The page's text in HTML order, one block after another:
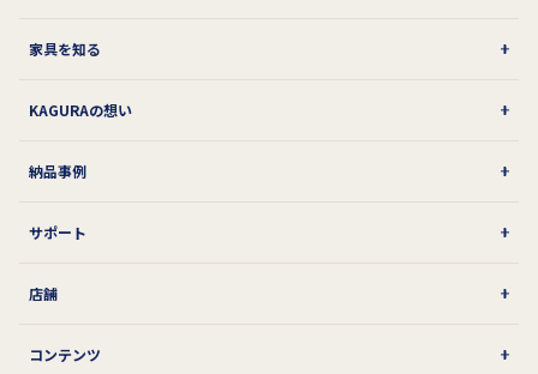
家具を知る
KAGURAの想い
納品事例
サポート
店舗
コンテンツ